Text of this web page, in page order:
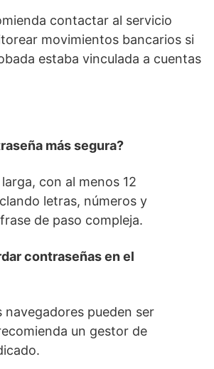
contactar al servicio
movimientos bancarios si
estaba vinculada a cuentas
más segura?
con al menos 12
letras, números y
de paso compleja.
contraseñas en el
navegadores pueden ser
un gestor de